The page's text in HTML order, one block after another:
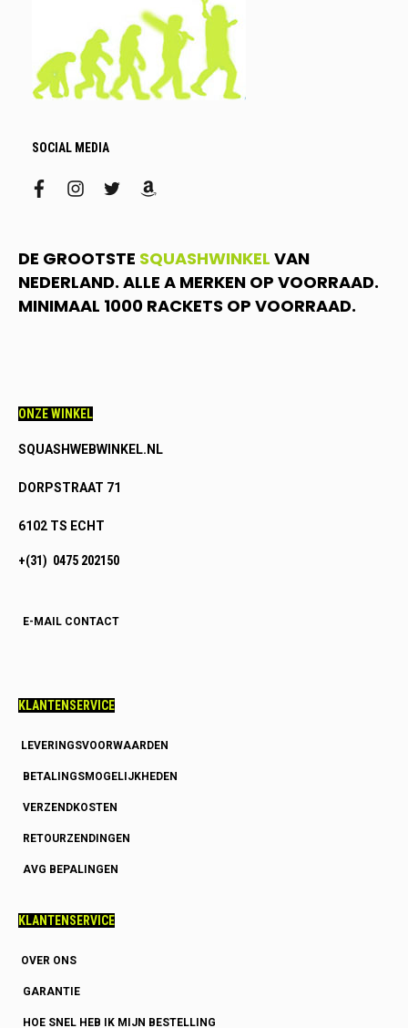
SOCIAL MEDIA
facebookinstagram
twitteramazon
DE GROOTSTE SQUASHWINKEL VAN
NEDERLAND. ALLE A MERKEN OP VOORRAAD.
MINIMAAL 1000 RACKETS OP VOORRAAD.
ONZE WINKEL
SQUASHWEBWINKEL.NL
DORPSTRAAT 71
6102 TS ECHT
+(31) 0475 202150
E-MAIL CONTACT
KLANTENSERVICE
LEVERINGSVOORWAARDEN
BETALINGSMOGELIJKHEDEN
VERZENDKOSTEN
RETOURZENDINGEN
AVG BEPALINGEN
KLANTENSERVICE
OVER ONS
GARANTIE
HOE SNEL HEB IK MIJN BESTELLING